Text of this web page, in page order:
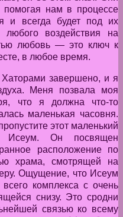
помогая нам в процессе
и всегда будет под их
воздействия на
любовь — это ключ к
в любое время.
завершено, и я
Меня позвала моя
что я должна что-то
маленькая часовня.
этот маленький
Исеум. Он посвящен
расположение по
храма, смотрящей на
Ощущение, что Исеум
комплекса с очень
снизу. Это сродни
связью ко всему